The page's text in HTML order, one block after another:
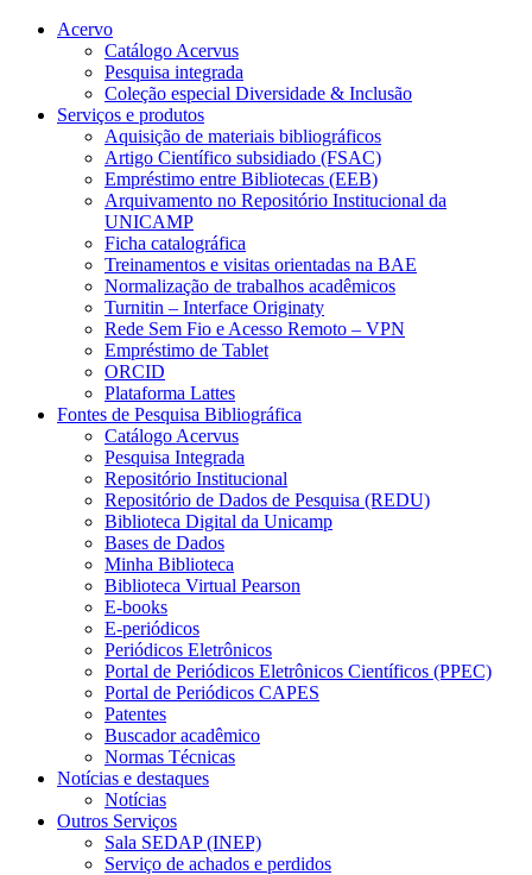
Acervo
Catálogo Acervus
Pesquisa integrada
Coleção especial Diversidade & Inclusão
Serviços e produtos
Aquisição de materiais bibliográficos
Artigo Científico subsidiado (FSAC)
Empréstimo entre Bibliotecas (EEB)
Arquivamento no Repositório Institucional da
UNICAMP
Ficha catalográfica
Treinamentos e visitas orientadas na BAE
Normalização de trabalhos acadêmicos
Turnitin – Interface Originaty
Rede Sem Fio e Acesso Remoto – VPN
Empréstimo de Tablet
ORCID
Plataforma Lattes
Fontes de Pesquisa Bibliográfica
Catálogo Acervus
Pesquisa Integrada
Repositório Institucional
Repositório de Dados de Pesquisa (REDU)
Biblioteca Digital da Unicamp
Bases de Dados
Minha Biblioteca
Biblioteca Virtual Pearson
E-books
E-periódicos
Periódicos Eletrônicos
Portal de Periódicos Eletrônicos Científicos (PPEC)
Portal de Periódicos CAPES
Patentes
Buscador acadêmico
Normas Técnicas
Notícias e destaques
Notícias
Outros Serviços
Sala SEDAP (INEP)
Serviço de achados e perdidos